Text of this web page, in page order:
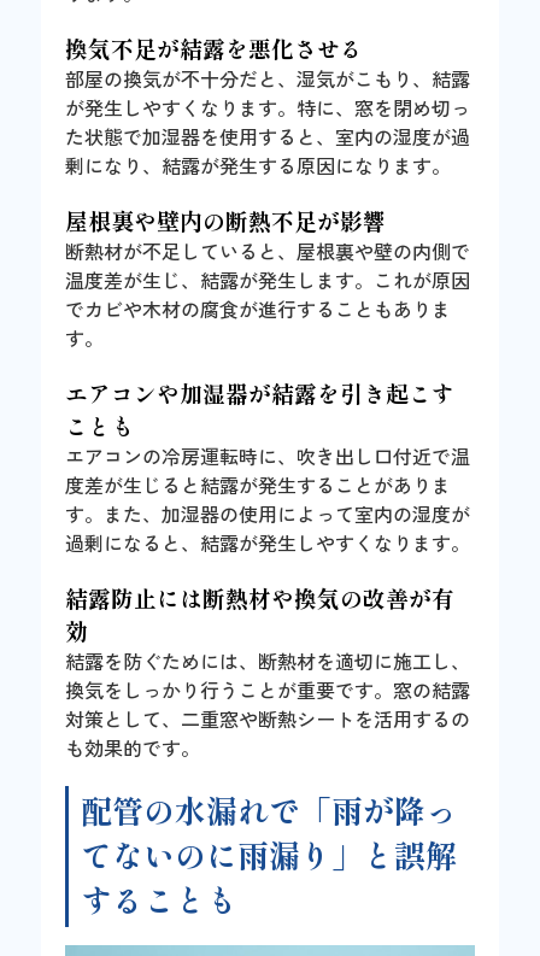
換気不足が結露を悪化させる
部屋の換気が不十分だと、湿気がこもり、結露
が発生しやすくなります。特に、窓を閉め切っ
た状態で加湿器を使用すると、室内の湿度が過
剰になり、結露が発生する原因になります。
屋根裏や壁内の断熱不足が影響
断熱材が不足していると、屋根裏や壁の内側で
温度差が生じ、結露が発生します。これが原因
でカビや木材の腐食が進行することもありま
す。
エアコンや加湿器が結露を引き起こす
ことも
エアコンの冷房運転時に、吹き出し口付近で温
度差が生じると結露が発生することがありま
す。また、加湿器の使用によって室内の湿度が
過剰になると、結露が発生しやすくなります。
結露防止には断熱材や換気の改善が有
効
結露を防ぐためには、断熱材を適切に施工し、
換気をしっかり行うことが重要です。窓の結露
対策として、二重窓や断熱シートを活用するの
も効果的です。
配管の水漏れで「雨が降っ
てないのに雨漏り」と誤解
することも